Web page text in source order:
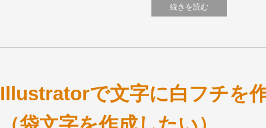
続きを読む
Illustratorで文字に白フチを